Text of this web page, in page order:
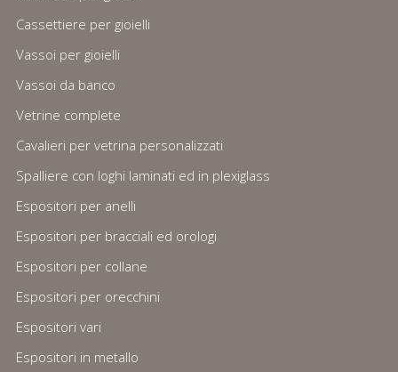
Cassettiere per gioielli
Vassoi per gioielli
Vassoi da banco
Vetrine complete
Cavalieri per vetrina personalizzati
Spalliere con loghi laminati ed in plexiglass
Espositori per anelli
Espositori per bracciali ed orologi
Espositori per collane
Espositori per orecchini
Espositori vari
Espositori in metallo